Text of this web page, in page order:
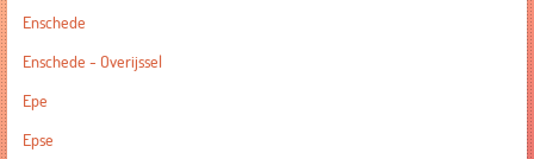
Enschede
Enschede - Overijssel
Epe
Epse